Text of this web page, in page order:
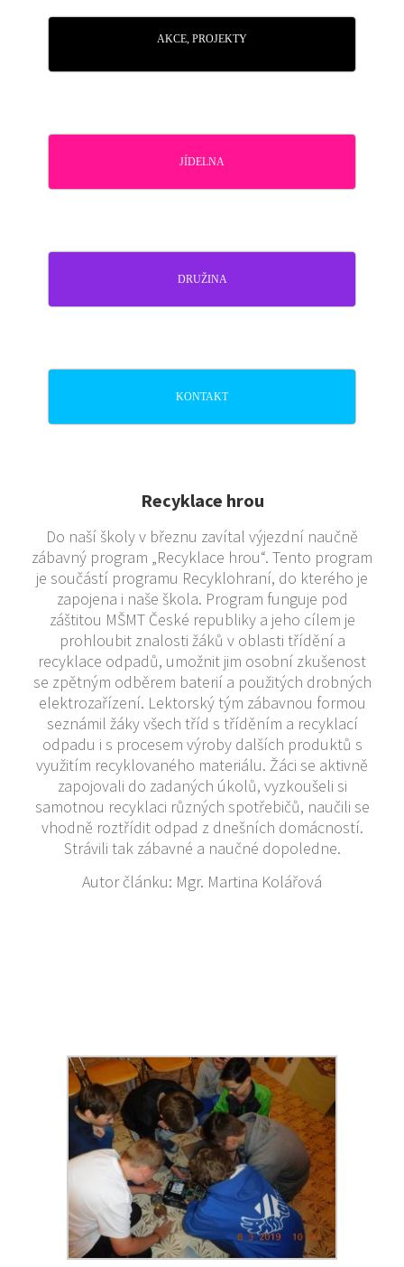
AKCE, PROJEKTY
JÍDELNA
DRUŽINA
KONTAKT
Recyklace hrou
Do naší školy v březnu zavítal výjezdní naučně
zábavný program „Recyklace hrou“. Tento program
je součástí programu Recyklohraní, do kterého je
zapojena i naše škola. Program funguje pod
záštitou MŠMT České republiky a jeho cílem je
prohloubit znalosti žáků v oblasti třídění a
recyklace odpadů, umožnit jim osobní zkušenost
se zpětným odběrem baterií a použitých drobných
elektrozařízení. Lektorský tým zábavnou formou
seznámil žáky všech tříd s tříděním a recyklací
odpadu i s procesem výroby dalších produktů s
využitím recyklovaného materiálu. Žáci se aktivně
zapojovali do zadaných úkolů, vyzkoušeli si
samotnou recyklaci různých spotřebičů, naučili se
vhodně roztřídit odpad z dnešních domácností.
Strávili tak zábavné a naučné dopoledne.
Autor článku: Mgr. Martina Kolářová